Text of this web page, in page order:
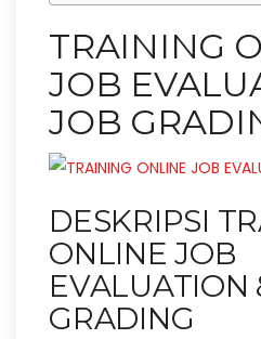
TRAINING
JOB
JOB
DESKRIPSI
ONLINE JOB
EVALUATION
GRADING